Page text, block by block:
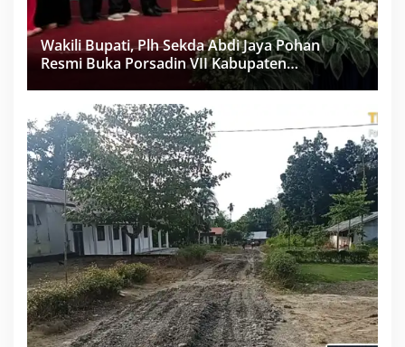
Wakili Bupati, Plh Sekda Abdi Jaya Pohan
Resmi Buka Porsadin VII Kabupaten